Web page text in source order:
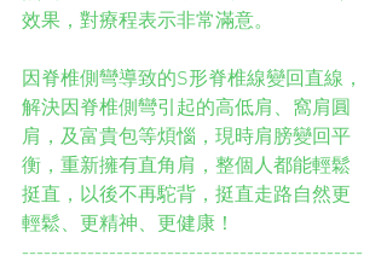
效果，對療程表示非常滿意。
因脊椎側彎導致的S形脊椎線變回直線，
解決因脊椎側彎引起的高低肩、窩肩圓
肩，及富貴包等煩惱，現時肩膀變回平
衡，重新擁有直角肩，整個人都能輕鬆
挺直，以後不再駝背，挺直走路自然更
輕鬆、更精神、更健康！
-----------------------------------------------